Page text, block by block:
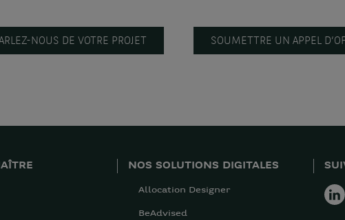
NOUS DE VOTRE PROJET SOUMETTRE UN APPEL
NOS SOLUTIONS DIGITALES
Allocation Designer
BeAdvised